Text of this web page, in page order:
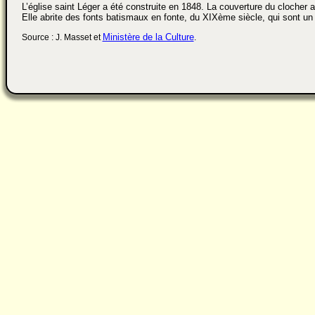
L’église saint Léger a été construite en 1848. La couverture du
Elle abrite des fonts batismaux en fonte, du XIXème siècle, qui sont
Source : J. Masset et Ministère de la Culture.